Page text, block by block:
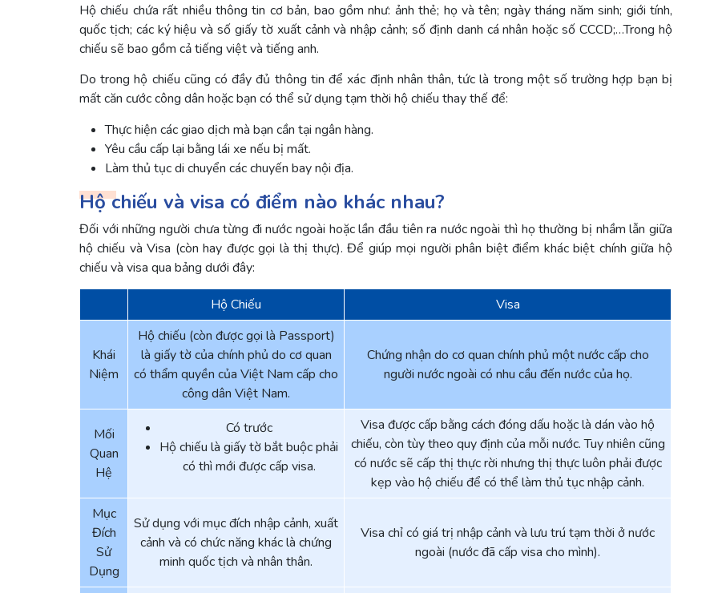
Hộ chiếu chứa rất nhiều thông tin cơ bản, bao gồm như: ảnh thẻ; họ và tên; ngày tháng năm sinh; giới tính,
quốc tịch; các ký hiệu và số giấy tờ xuất cảnh và nhập cảnh; số định danh cá nhân hoặc số CCCD;…Trong hộ
chiếu sẽ bao gồm cả tiếng việt và tiếng anh.
Do trong hộ chiếu cũng có đầy đủ thông tin để xác định nhân thân, tức là trong một số trường hợp bạn bị
mất căn cước công dân hoặc bạn có thể sử dụng tạm thời hộ chiếu thay thế để:
Thực hiện các giao dịch mà bạn cần tại ngân hàng.
Yêu cầu cấp lại bằng lái xe nếu bị mất.
Làm thủ tục di chuyển các chuyến bay nội địa.
Hộ chiếu và visa có điểm nào khác nhau?
Đối với những người chưa từng đi nước ngoài hoặc lần đầu tiên ra nước ngoài thì họ thường bị nhầm lẫn giữa
hộ chiếu và Visa (còn hay được gọi là thị thực). Để giúp mọi người phân biệt điểm khác biệt chính giữa hộ
chiếu và visa qua bảng dưới đây:
Hộ Chiếu Visa
Khái
Niệm
Hộ chiếu (còn được gọi là Passport)
là giấy tờ của chính phủ do cơ quan
có thẩm quyền của Việt Nam cấp cho
công dân Việt Nam.
Chứng nhận do cơ quan chính phủ một nước cấp cho
người nước ngoài có nhu cầu đến nước của họ.
Mối
Quan
Hệ
Có trước
Hộ chiếu là giấy tờ bắt buộc phải
có thì mới được cấp visa.
Visa được cấp bằng cách đóng dấu hoặc là dán vào hộ
chiếu, còn tùy theo quy định của mỗi nước. Tuy nhiên cũng
có nước sẽ cấp thị thực rời nhưng thị thực luôn phải được
kẹp vào hộ chiếu để có thể làm thủ tục nhập cảnh.
Mục
Đích
Sử
Dụng
Sử dụng với mục đích nhập cảnh, xuất
cảnh và có chức năng khác là chứng
minh quốc tịch và nhân thân.
Visa chỉ có giá trị nhập cảnh và lưu trú tạm thời ở nước
ngoài (nước đã cấp visa cho mình).